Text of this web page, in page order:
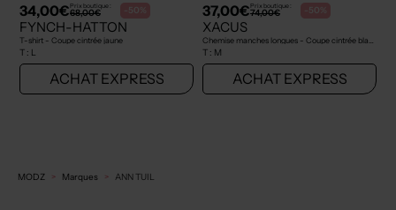
34,00€Prix boutique :
68,00€ -50%
FYNCH-HATTON
T-shirt - Coupe cintrée jaune
T : L
ACHAT EXPRESS
37,00€Prix boutique :
74,00€ -50%
XACUS
T : M
ACHAT EXPRESS
MODZ Marques ANN TUIL